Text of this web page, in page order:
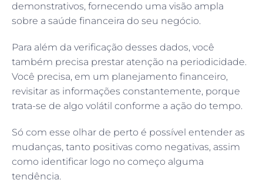
demonstrativos, fornecendo uma visão ampla
sobre a saúde financeira do seu negócio.
Para além da verificação desses dados, você
também precisa prestar atenção na periodicidade.
Você precisa, em um planejamento financeiro,
revisitar as informações constantemente, porque
trata-se de algo volátil conforme a ação do tempo.
Só com esse olhar de perto é possível entender as
mudanças, tanto positivas como negativas, assim
como identificar logo no começo alguma
tendência.